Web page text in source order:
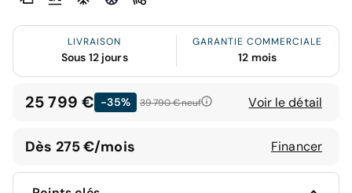
LIVRAISON
Sous 12 jours
GARANTIE COMMERCIALE
12 mois
25 799 € -35% 39 790 €neuf Voir le détail
Dès 275 €/mois Financer